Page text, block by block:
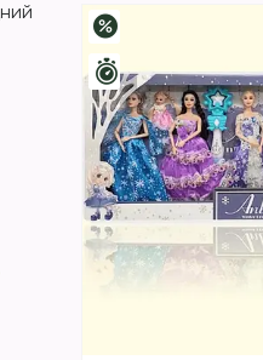
Залишилось 4 дні